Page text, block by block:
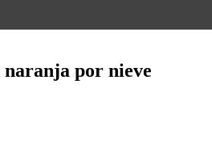
por nieve